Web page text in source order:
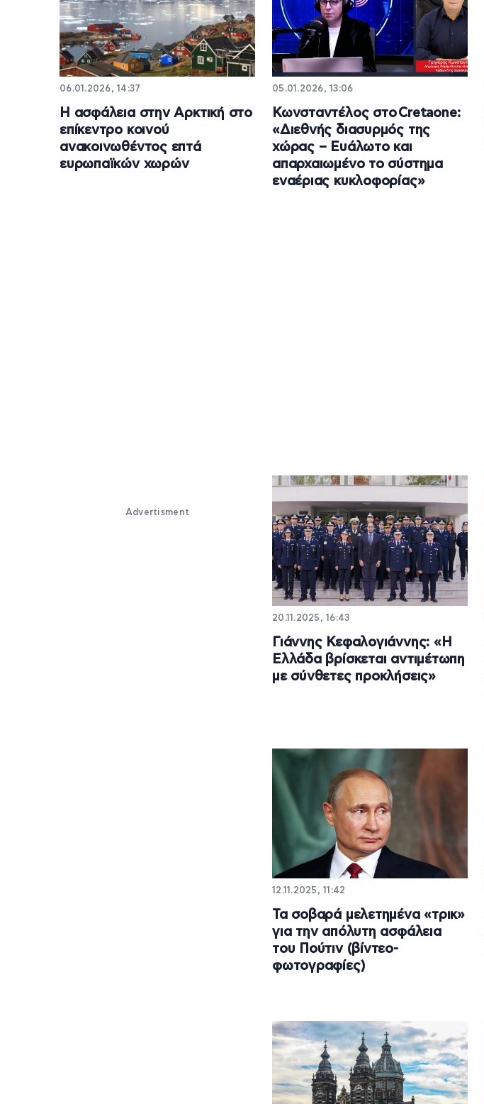
06.01.2026, 14:37
Η ασφάλεια στην Αρκτική στο
επίκεντρο κοινού
ανακοινωθέντος επτά
ευρωπαϊκών χωρών
05.01.2026, 13:06
Κωνσταντέλος στο Cretaone:
«Διεθνής διασυρμός της
χώρας – Ευάλωτο και
απαρχαιωμένο το σύστημα
εναέριας κυκλοφορίας»
Advertisment
20.11.2025, 16:43
Γιάννης Κεφαλογιάννης: «Η
Ελλάδα βρίσκεται αντιμέτωπη
με σύνθετες προκλήσεις»
12.11.2025, 11:42
Τα σοβαρά μελετημένα «τρικ»
για την απόλυτη ασφάλεια
του Πούτιν (βίντεο-
φωτογραφίες)